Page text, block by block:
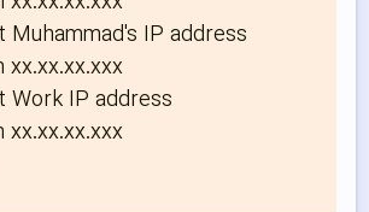
IP address
IP address